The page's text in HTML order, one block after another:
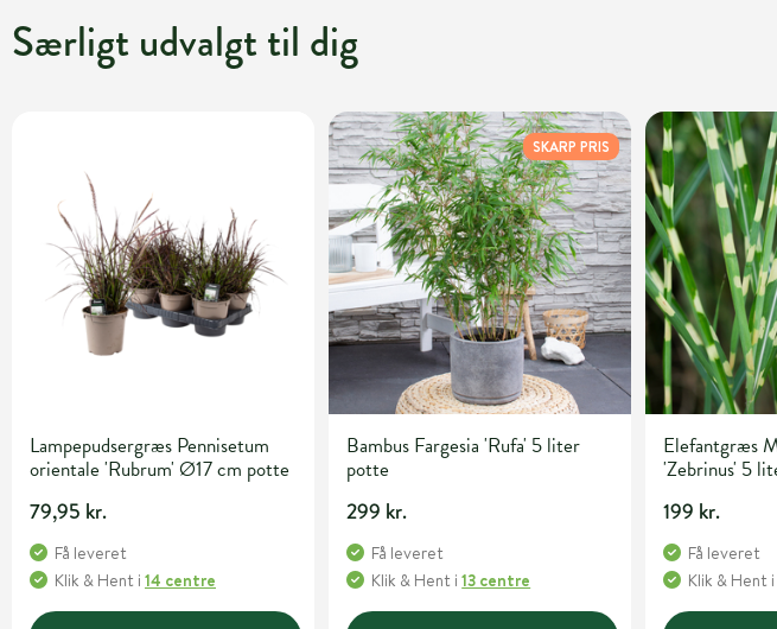
Særligt udvalgt til dig
Lampepudsergræs Pennisetum
orientale 'Rubrum' Ø17 cm potte
79,95 kr.
Få leveret
Klik & Hent i 14 centre
SKARP PRIS
Bambus Fargesia 'Rufa' 5 liter
potte
299 kr.
Få leveret
Klik & Hent i13 centre
Elefantgræs
'Zebrinus' 5
199 kr.
Få leveret
Klik & Hent